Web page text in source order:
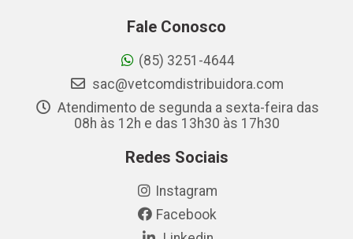
Fale Conosco
(85) 3251-4644
sac@vetcomdistribuidora.com
Atendimento de segunda a sexta-feira das
08h às 12h e das 13h30 às 17h30
Redes Sociais
Instagram
Facebook